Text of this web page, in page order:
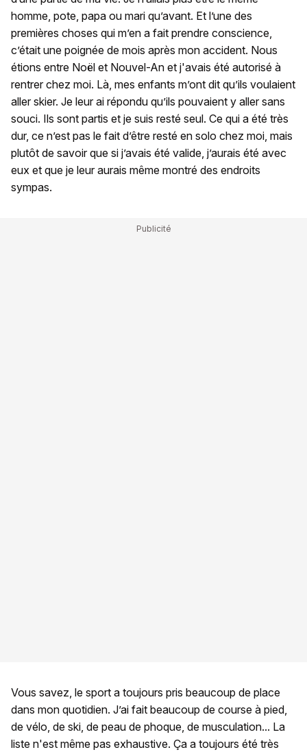
homme, pote, papa ou mari qu’avant. Et l’une des
premières choses qui m’en a fait prendre conscience,
c’était une poignée de mois après mon accident. Nous
étions entre Noël et Nouvel-An et j'avais été autorisé à
rentrer chez moi. Là, mes enfants m’ont dit qu’ils voulaient
aller skier. Je leur ai répondu qu’ils pouvaient y aller sans
souci. Ils sont partis et je suis resté seul. Ce qui a été très
dur, ce n’est pas le fait d’être resté en solo chez moi, mais
plutôt de savoir que si j’avais été valide, j’aurais été avec
eux et que je leur aurais même montré des endroits
sympas.
Vous savez, le sport a toujours pris beaucoup de place
dans mon quotidien. J’ai fait beaucoup de course à pied,
de vélo, de ski, de peau de phoque, de musculation... La
liste n'est même pas exhaustive. Ça a toujours été très